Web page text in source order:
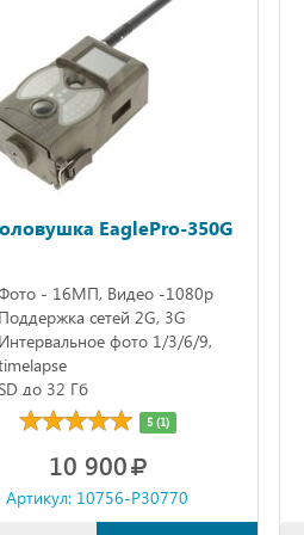
EaglePro-350G
- 16МП, Видео -1080р
сетей 2G, 3G
фото 1/3/6/9,
до 32 Гб
дисплей
5 (1)
10 900
Артикул: 10756-P30770